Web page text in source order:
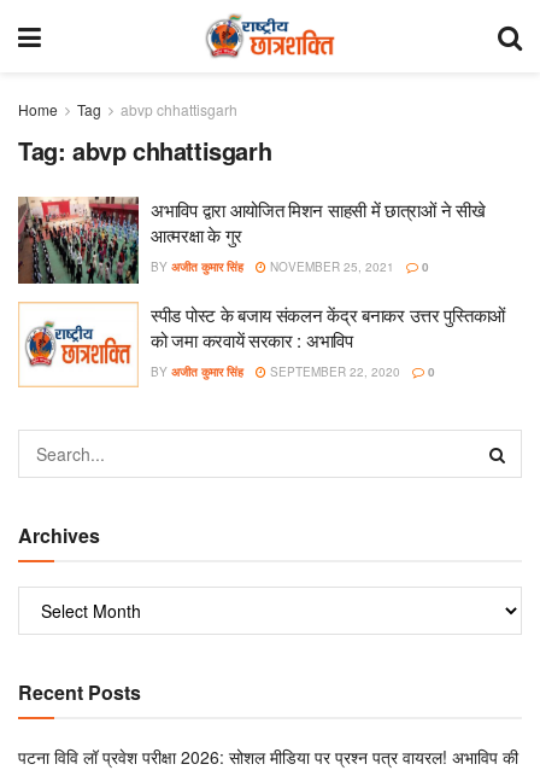
Home Tag abvp chhattisgarh
Tag: abvp chhattisgarh
अभाविप द्वारा आयोजित मिशन साहसी में छात्राओं ने सीखे
आत्मरक्षा के गुर
BY अजीत कुमार सिंह NOVEMBER 25, 2021 0
स्पीड पोस्ट के बजाय संकलन केंद्र बनाकर उत्तर पुस्तिकाओं
को जमा करवायें सरकार : अभाविप
BY अजीत कुमार सिंह SEPTEMBER 22, 2020 0
Archives
Recent Posts
पटना विवि लॉ प्रवेश परीक्षा 2026: सोशल मीडिया पर प्रश्न पत्र वायरल! अभाविप की